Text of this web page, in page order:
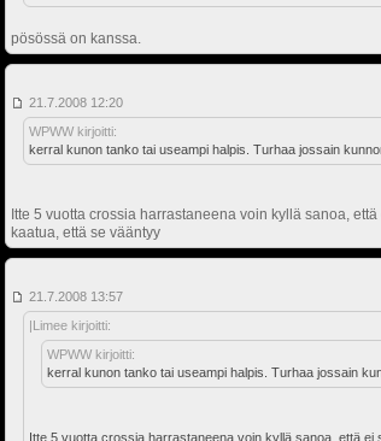
pösössä on kanssa.
21.7.2008 12:20
WPWW kirjoitti:
kerral kunon tanko tai useampi halpis. Turhaa jossain
Itte 5 vuotta crossia harrastaneena voin kyllä sanoa,
kaatua, että se vääntyy
21.7.2008 13:57
|Limee kirjoitti:
WPWW kirjoitti:
kerral kunon tanko tai useampi halpis. Turhaa jossain
Itte 5 vuotta crossia harrastaneena voin kyllä sanoa, että